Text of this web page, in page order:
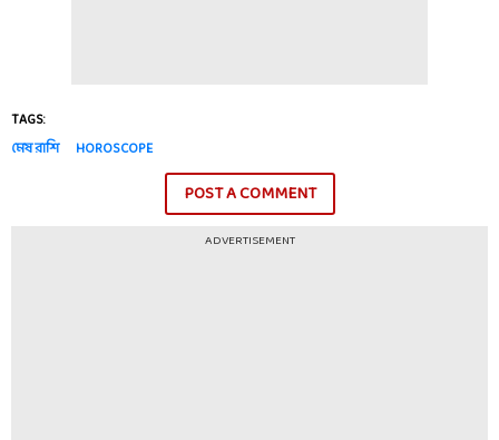
TAGS:
মেষ রাশি
HOROSCOPE
POST A COMMENT
ADVERTISEMENT